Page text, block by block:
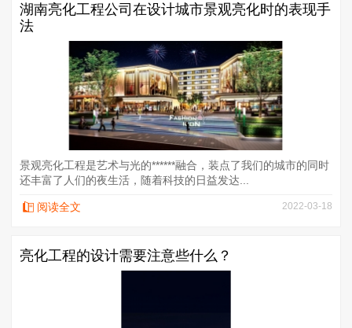
湖南亮化工程公司在设计城市景观亮化时的表现手
法
景观亮化工程是艺术与光的******融合，装点了我们的城市的同时
还丰富了人们的夜生活，随着科技的日益发达...
阅读全文 2022-03-18
亮化工程的设计需要注意些什么？